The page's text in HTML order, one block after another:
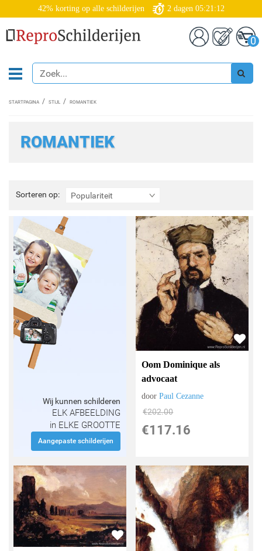
42% korting op alle schilderijen 2 dagen 05:21:10
0
STARTPAGINA STIJL ROMANTIEK
ROMANTIEK
Sorteren op: Populariteit
Sorteren
op:
Wij kunnen schilderen
ELK AFBEELDING
in ELKE GROOTTE
Aangepaste schilderijen
Oom Dominique als
advocaat
doorPaul Cezanne
€202.00
€117.16